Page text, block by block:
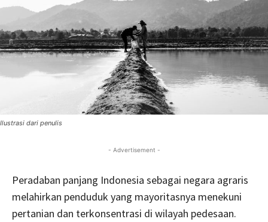
Ilustrasi dari penulis
- Advertisement -
Peradaban panjang Indonesia sebagai negara agraris
melahirkan penduduk yang mayoritasnya menekuni
pertanian dan terkonsentrasi di wilayah pedesaan.